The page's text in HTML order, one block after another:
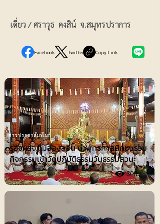
เดี่ยว / ศราวุธ คงสิน์ จ.สมุทรปราการ
Facebook Twitter Copy Link
ข่าวประชาสัมพันธ์
รองผวจ.แม่ฮ่องสอน นำพุทธศาสนิกชนร่วม
กิจกรรมเข้าวัดปฏิบัติธรรมวันธรรมสวนะ
300